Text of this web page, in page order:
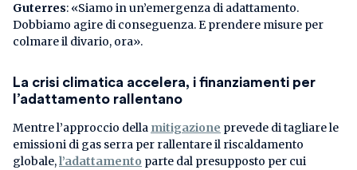
Guterres: «Siamo in un’emergenza di adattamento.
Dobbiamo agire di conseguenza. E prendere misure per
colmare il divario, ora».
La crisi climatica accelera, i finanziamenti per
l’adattamento rallentano
Mentre l’approccio della mitigazione prevede di tagliare le
emissioni di gas serra per rallentare il riscaldamento
globale,l’adattamento parte dal presupposto per cui